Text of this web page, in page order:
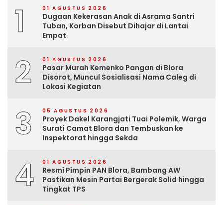
1 01 AGUSTUS 2026
Dugaan Kekerasan Anak di Asrama Santri
Tuban, Korban Disebut Dihajar di Lantai
Empat
2 01 AGUSTUS 2026
Pasar Murah Kemenko Pangan di Blora
Disorot, Muncul Sosialisasi Nama Caleg di
Lokasi Kegiatan
3 05 AGUSTUS 2026
Proyek Dakel Karangjati Tuai Polemik, Warga
Surati Camat Blora dan Tembuskan ke
Inspektorat hingga Sekda
4 01 AGUSTUS 2026
Resmi Pimpin PAN Blora, Bambang AW
Pastikan Mesin Partai Bergerak Solid hingga
Tingkat TPS